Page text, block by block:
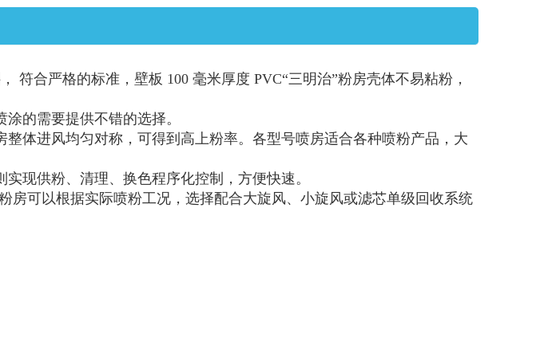
符合严格的标准，壁板 100 毫米厚度 PVC“三明治”粉房壳体不易粘粉，
的需要提供不错的选择。
体进风均匀对称，可得到高上粉率。各型号喷房适合各种喷粉产品，大
现供粉、清理、换色程序化控制，方便快速。
房可以根据实际喷粉工况，选择配合大旋风、小旋风或滤芯单级回收系统